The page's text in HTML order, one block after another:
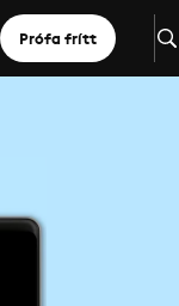
Prófa frítt